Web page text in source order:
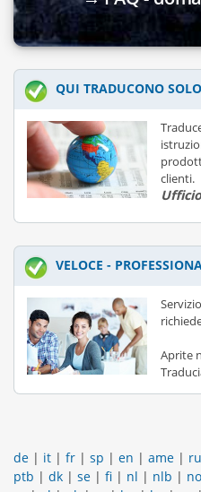
QUI TRADUCONO
clienti.
VELOCE -
Aprite
de | it | fr | sp | en | ame | ru
ptb | dk | se | fi | nl | nlb | no